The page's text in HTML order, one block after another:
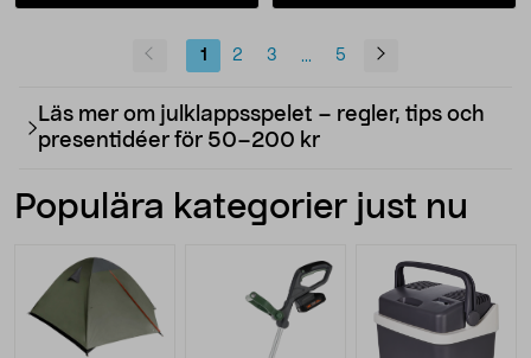
1 2 3 ... 5
Läs mer om julklappsspelet – regler, tips och
presentidéer för 50–200 kr
Populära kategorier just nu